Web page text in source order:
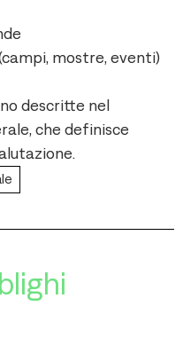
mostre, eventi)
descritte nel
che definisce